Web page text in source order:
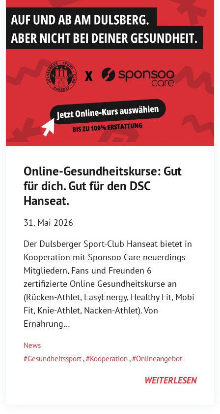
Online-Gesundheitskurse: Gut
für dich. Gut für den DSC
Hanseat.
31. Mai 2026
Der Dulsberger Sport-Club Hanseat bietet in
Kooperation mit Sponsoo Care neuerdings
Mitgliedern, Fans und Freunden 6
zertifizierte Online Gesundheitskurse an
(Rücken-Athlet, EasyEnergy, Healthy Fit, Mobi
Fit, Knie-Athlet, Nacken-Athlet). Von
Ernährung…
News
Gesundheitssport, Kooperation, Onlineangebot
WEITERLESEN